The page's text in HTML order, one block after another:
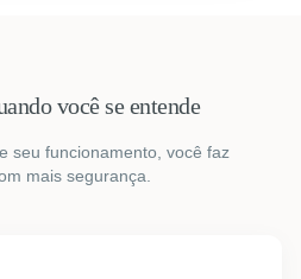
você se entende
seu funcionamento, você faz
mais segurança.